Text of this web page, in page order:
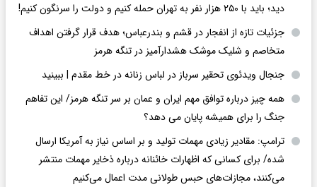
دید؛ باید با ۲۵۰ هزار نفر به تهران حمله کنیم و دولت را سرنگون کنیم!
جزئیات تازه از انفجار در قشم و بندرعباس؛ هدف قرار گرفتن اهداف
متخاصم و شلیک موشک هشدارآمیز در تنگه هرمز
جنجال ویدئوی تحقیر سرباز در لباس زنانه در خط مقدم | ببینید
همه چیز درباره توافق مهم ایران و عمان بر سر تنگه هرمز/ این تفاهم
جنگ را برای همیشه پایان می دهد؟
ترامپ: مقادیر زیادی مهمات تولید و بر اساس نیاز به آمریکا ارسال
شده/ برای کسانی که اظهارات خائنانه درباره ذخایر مهمات منتشر
می‌کنند، مجازات‌های حبس طولانی مدت اعمال می‌کنیم